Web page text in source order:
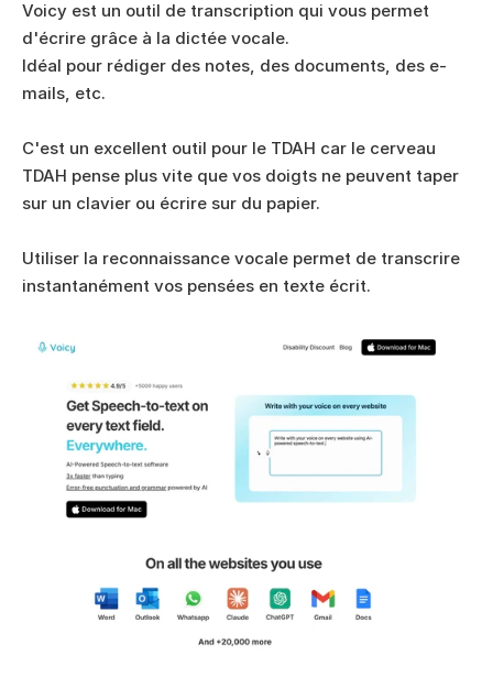
Voicy est un outil de transcription qui vous permet
d'écrire grâce à la dictée vocale.
Idéal pour rédiger des notes, des documents, des e-
mails, etc.
C'est un excellent outil pour le TDAH car le cerveau
TDAH pense plus vite que vos doigts ne peuvent taper
sur un clavier ou écrire sur du papier.
Utiliser la reconnaissance vocale permet de transcrire
instantanément vos pensées en texte écrit.